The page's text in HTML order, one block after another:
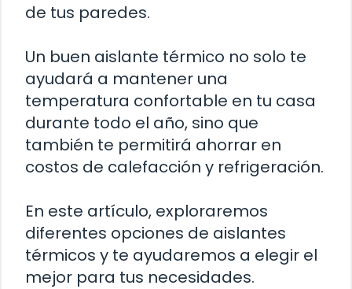
de tus paredes.
Un buen aislante térmico no solo te
ayudará a mantener una
temperatura confortable en tu casa
durante todo el año, sino que
también te permitirá ahorrar en
costos de calefacción y refrigeración.
En este artículo, exploraremos
diferentes opciones de aislantes
térmicos y te ayudaremos a elegir el
mejor para tus necesidades.